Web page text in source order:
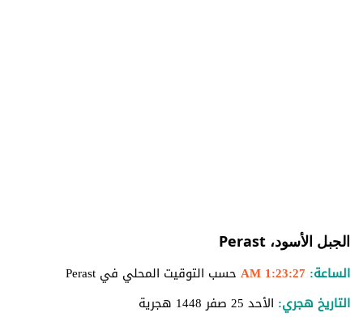
الجبل الأسود، Perast
الساعة: 1:23:28 AM
حسب التوقيت المحلي في Perast
التاريخ هجري: الأحد 25 صفر 1448 هجرية